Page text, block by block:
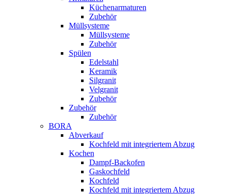
Küchenarmaturen
Zubehör
Müllsysteme
Müllsysteme
Zubehör
Spülen
Edelstahl
Keramik
Silgranit
Velgranit
Zubehör
Zubehör
Zubehör
BORA
Abverkauf
Kochfeld mit integriertem Abzug
Kochen
Dampf-Backofen
Gaskochfeld
Kochfeld
Kochfeld mit integriertem Abzug